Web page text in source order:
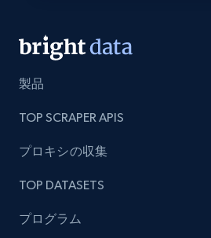
5.4K+ 667+
Employees business
URL, Profile url, Linkedin num id,
name, Certifications, Profile
connections, and more.
Business
製品
TOP SCRAPER APIS
プロキシの収集
TOP DATASETS
プログラム